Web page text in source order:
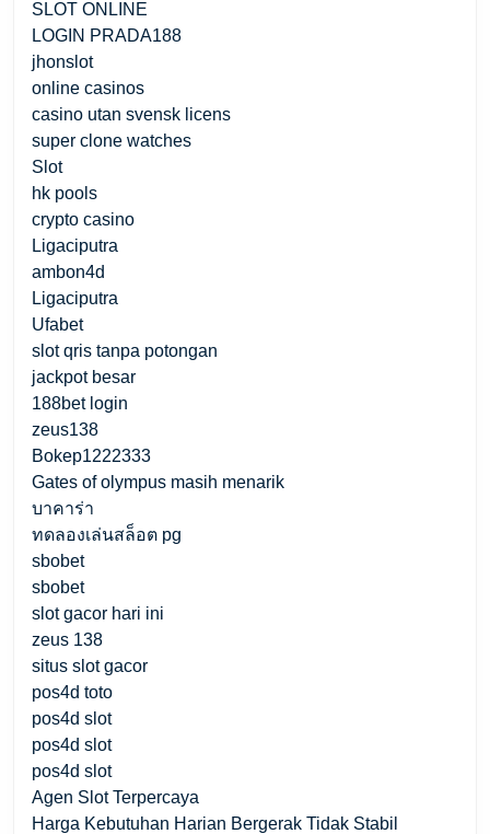
SLOT ONLINE
LOGIN PRADA188
jhonslot
online casinos
casino utan svensk licens
super clone watches
Slot
hk pools
crypto casino
Ligaciputra
ambon4d
Ligaciputra
Ufabet
slot qris tanpa potongan
jackpot besar
188bet login
zeus138
Bokep1222333
Gates of olympus masih menarik
บาคาร่า
ทดลองเล่นสล็อต pg
sbobet
sbobet
slot gacor hari ini
zeus 138
situs slot gacor
pos4d toto
pos4d slot
pos4d slot
pos4d slot
Agen Slot Terpercaya
Harga Kebutuhan Harian Bergerak Tidak Stabil